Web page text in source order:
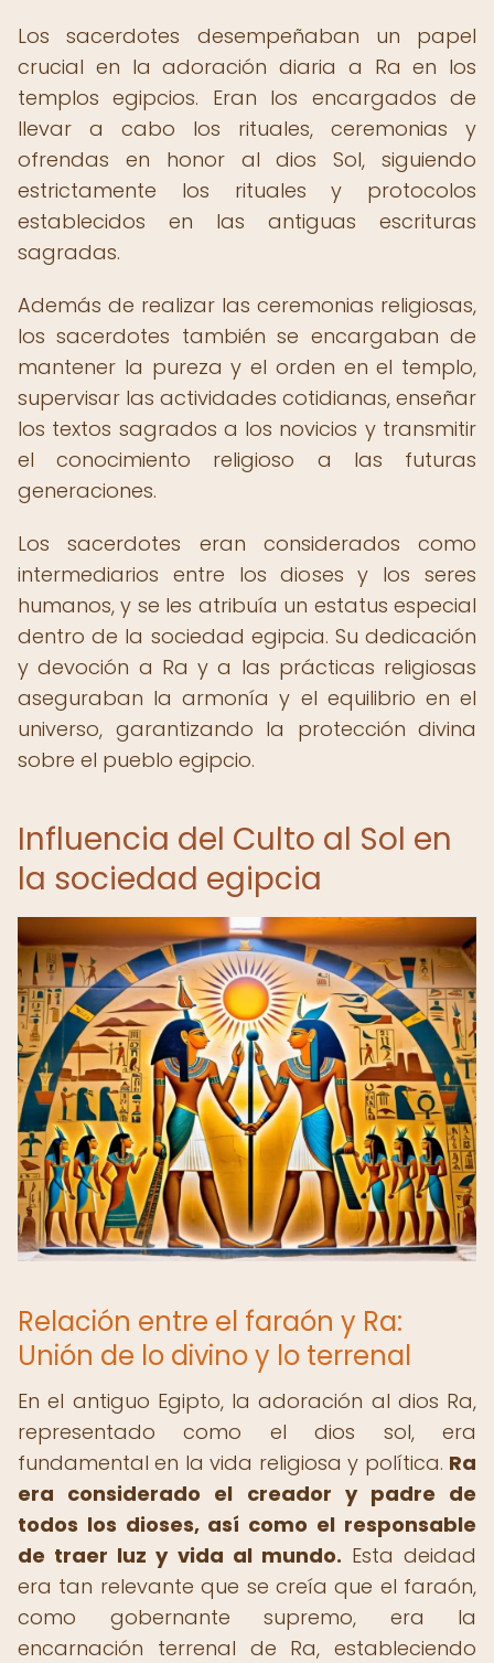
Los sacerdotes desempeñaban un papel
crucial en la adoración diaria a Ra en los
templos egipcios. Eran los encargados de
llevar a cabo los rituales, ceremonias y
ofrendas en honor al dios Sol, siguiendo
estrictamente los rituales y protocolos
establecidos en las antiguas escrituras
sagradas.
Además de realizar las ceremonias religiosas,
los sacerdotes también se encargaban de
mantener la pureza y el orden en el templo,
supervisar las actividades cotidianas, enseñar
los textos sagrados a los novicios y transmitir
el conocimiento religioso a las futuras
generaciones.
Los sacerdotes eran considerados como
intermediarios entre los dioses y los seres
humanos, y se les atribuía un estatus especial
dentro de la sociedad egipcia. Su dedicación
y devoción a Ra y a las prácticas religiosas
aseguraban la armonía y el equilibrio en el
universo, garantizando la protección divina
sobre el pueblo egipcio.
Influencia del Culto al Sol en
la sociedad egipcia
Relación entre el faraón y Ra:
Unión de lo divino y lo terrenal
En el antiguo Egipto, la adoración al dios Ra,
representado como el dios sol, era
fundamental en la vida religiosa y política. Ra
era considerado el creador y padre de
todos los dioses, así como el responsable
de traer luz y vida al mundo. Esta deidad
era tan relevante que se creía que el faraón,
como gobernante supremo, era la
encarnación terrenal de Ra, estableciendo